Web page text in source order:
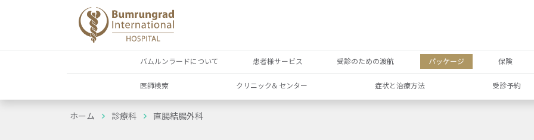
バムルンラードについて 患者様サービス 受診のための渡航 パッケージ 保険
医師検索 クリニック& センター 症状と治療方法 受診予約
ホーム 診療科 直腸結腸外科